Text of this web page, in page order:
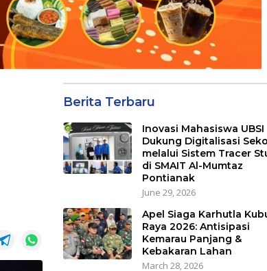
Berita Terbaru
Inovasi Mahasiswa UBSI
Dukung Digitalisasi
melalui Sistem Tracer
di SMAIT Al-Mumtaz
Pontianak
June 29, 2026
Apel Siaga Karhutla
Raya 2026: Antisipasi
Kemarau Panjang &
Kebakaran Lahan
March 28, 2026